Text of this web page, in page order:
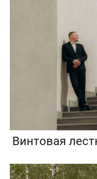
Винтовая